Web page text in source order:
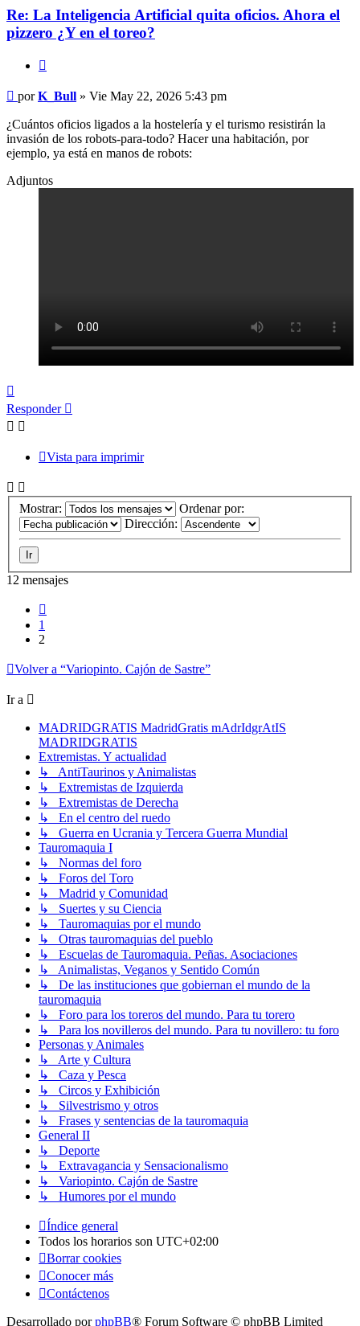
Re: La Inteligencia Artificial quita oficios. Ahora el
pizzero ¿Y en el toreo?
Mensaje
porK_Bull » Vie May 22, 2026 5:43 pm
¿Cuántos oficios ligados a la hostelería y el turismo resistirán la
invasión de los robots-para-todo? Hacer una habitación, por
ejemplo, ya está en manos de robots:
Adjuntos
Responder
Vista para imprimir
Mostrar:
Ordenar por:
Dirección:
12 mensajes
1
2
Volver a “Variopinto. Cajón de Sastre”
Ir a
MADRIDGRATIS MadridGratis mAdrIdgrAtIS
MADRIDGRATIS
Extremistas. Y actualidad
↳ AntiTaurinos y Animalistas
↳ Extremistas de Izquierda
↳ Extremistas de Derecha
↳ En el centro del ruedo
↳ Guerra en Ucrania y Tercera Guerra Mundial
Tauromaquia I
↳ Normas del foro
↳ Foros del Toro
↳ Madrid y Comunidad
↳ Suertes y su Ciencia
↳ Tauromaquias por el mundo
↳ Otras tauromaquias del pueblo
↳ Escuelas de Tauromaquia. Peñas. Asociaciones
↳ Animalistas, Veganos y Sentido Común
↳ De las instituciones que gobiernan el mundo de la
tauromaquia
↳ Foro para los toreros del mundo. Para tu torero
↳ Para los novilleros del mundo. Para tu novillero: tu foro
Personas y Animales
↳ Arte y Cultura
↳ Caza y Pesca
↳ Circos y Exhibición
↳ Silvestrismo y otros
↳ Frases y sentencias de la tauromaquia
General II
↳ Deporte
↳ Extravagancia y Sensacionalismo
↳ Variopinto. Cajón de Sastre
↳ Humores por el mundo
Índice general
Todos los horarios son UTC+02:00
Borrar cookies
Conocer más
Contáctenos
Desarrollado porphpBB® Forum Software © phpBB Limited